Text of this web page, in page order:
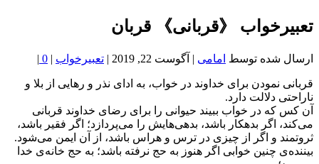
خون
شمال
تعبیرخواب 《قربانی》 قربان
ارسال شده توسط امامی | آگوست 22, 2019 | تعبیرخواب |
0
|
قربانی نمودن برای خداوند در خواب، به ادای نذر و رهایی از بلا و
ناراحتی دلالت دارد.
آن کس که در خواب ببیند حیوانی را برای رضای خداوند قربانی
می‌کند، اگر بدهکار باشد، بدهی‌هایش را می‌پردازد؛ اگر فقیر باشد،
ثروتمند و اگر از چیزی در ترس و هراس باشد، از آن ایمن می‌شود.
بیننده‌ی چنین خوابی اگر هنوز به حج نرفته باشد؛ به حج خانه‌ی خدا